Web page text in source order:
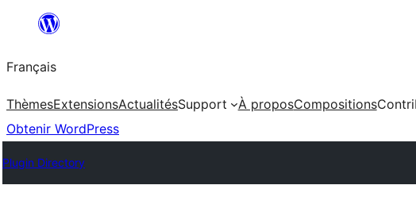
contenu
Français
ThèmesExtensionsActualitésSupport À proposCompositions
Obtenir WordPress
Plugin Directory